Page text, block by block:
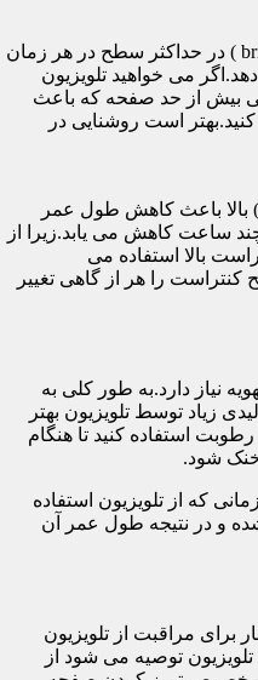
تنظیمات روشنایی تلویزیون (brightness ) در حداکثر سطح در هر زمان
می خواهید تلویزیون
بیش از حد صفحه که باعث
است روشنایی در
استفاده از سطح کنتراست (contrast ) بالا باعث کاهش طول عمر
ساعت کاهش می یابد.زیرا از
بالا استفاده می
را هر از گاهی تغییر
نیاز دارد.به طور کلی به
زیاد توسط تلویزیون بهتر
استفاده کنید تا هنگام
شود.
که از تلویزیون استفاده
و در نتیجه طول عمر آن
برای مراقبت از تلویزیون
توصیه می شود از